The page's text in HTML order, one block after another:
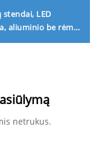
stendai, LED
aliuminio be rėmų
LED viduje, LED
netrukus.